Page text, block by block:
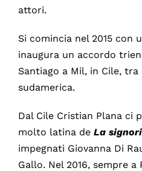
attori.
Si comincia nel 2015 con
inaugura un accordo
Santiago a Mil, in Cile,
sudamerica.
Dal Cile Cristian Plana ci
molto latina de La
impegnati Giovanna Di
Gallo. Nel 2016, sempre